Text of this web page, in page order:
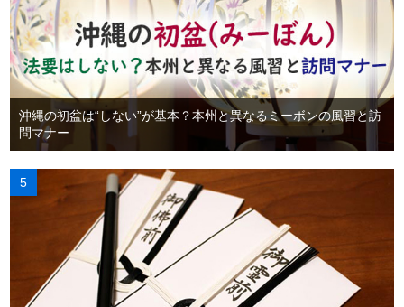
沖縄の初盆は“しない”が基本？本州と異なるミーボンの風習と訪
問マナー